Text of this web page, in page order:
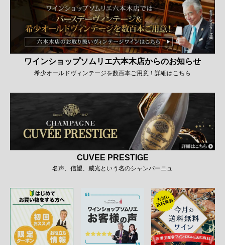
ワインショップソムリエ六本木店からのお知らせ
希少オールドヴィンテージを数百本ご用意！詳細はこちら
CUVEE PRESTIGE
名声、信望、威光という名のシャンパーニュ